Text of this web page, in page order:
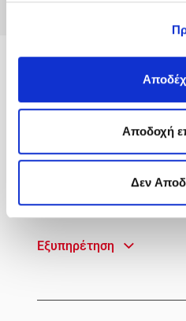
Aποδοχή
Δεν
Υπηρεσίες
Πληροφορίες
Γρήγορη Πρόσβαση
Εξυπηρέτηση